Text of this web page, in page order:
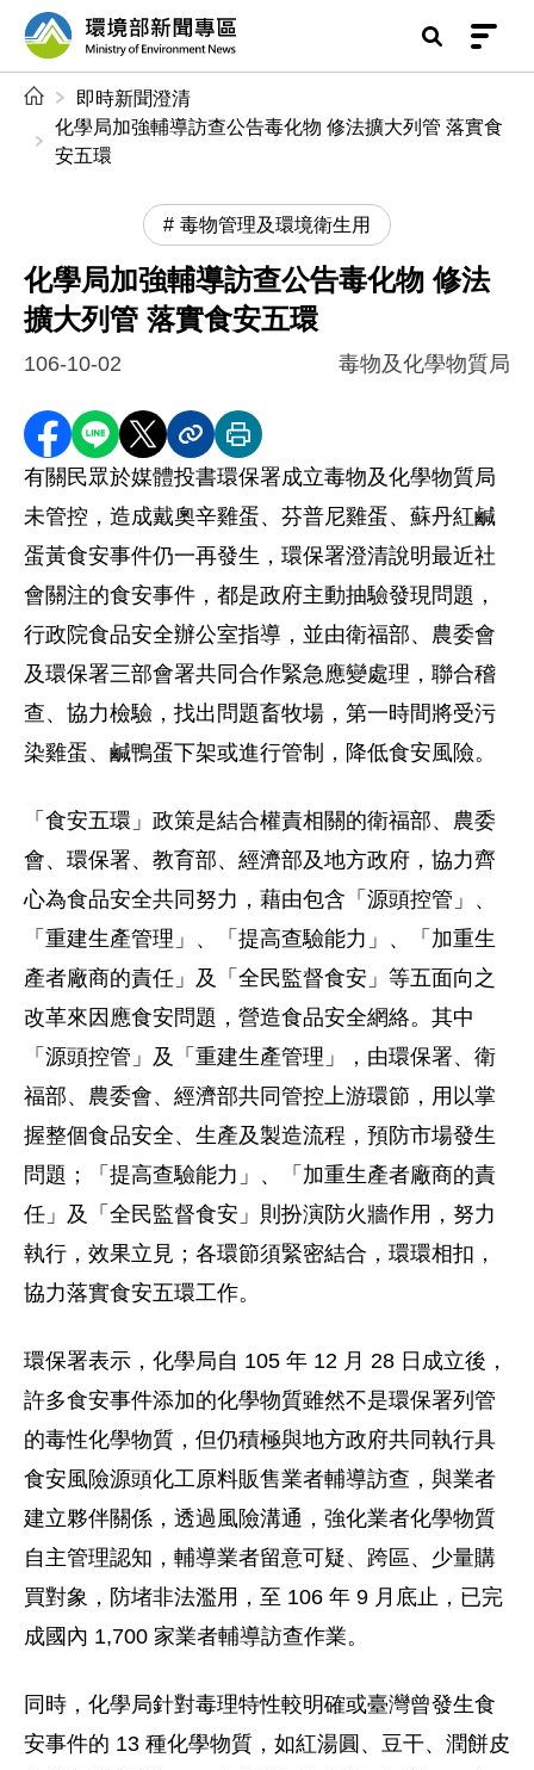
前往中央內容區塊
環境部新聞專區
即時新聞澄清
化學局加強輔導訪查公告毒化物 修法擴大列管 落實食
安五環
毒物管理及環境衛生用
化學局加強輔導訪查公告毒化物 修法
擴大列管 落實食安五環
106-10-02 毒物及化學物質局
分享至 Facebook
分享到 LINE
分享到 X分享內容連結
列印本頁
有關民眾於媒體投書環保署成立毒物及化學物質局
未管控，造成戴奧辛雞蛋、芬普尼雞蛋、蘇丹紅鹹
蛋黃食安事件仍一再發生，環保署澄清說明最近社
會關注的食安事件，都是政府主動抽驗發現問題，
行政院食品安全辦公室指導，並由衛福部、農委會
及環保署三部會署共同合作緊急應變處理，聯合稽
查、協力檢驗，找出問題畜牧場，第一時間將受污
染雞蛋、鹹鴨蛋下架或進行管制，降低食安風險。
「食安五環」政策是結合權責相關的衛福部、農委
會、環保署、教育部、經濟部及地方政府，協力齊
心為食品安全共同努力，藉由包含「源頭控管」、
「重建生產管理」、「提高查驗能力」、「加重生
產者廠商的責任」及「全民監督食安」等五面向之
改革來因應食安問題，營造食品安全網絡。其中
「源頭控管」及「重建生產管理」，由環保署、衛
福部、農委會、經濟部共同管控上游環節，用以掌
握整個食品安全、生產及製造流程，預防市場發生
問題；「提高查驗能力」、「加重生產者廠商的責
任」及「全民監督食安」則扮演防火牆作用，努力
執行，效果立見；各環節須緊密結合，環環相扣，
協力落實食安五環工作。
環保署表示，化學局自 105 年 12 月 28 日成立後，
許多食安事件添加的化學物質雖然不是環保署列管
的毒性化學物質，但仍積極與地方政府共同執行具
食安風險源頭化工原料販售業者輔導訪查，與業者
建立夥伴關係，透過風險溝通，強化業者化學物質
自主管理認知，輔導業者留意可疑、跨區、少量購
買對象，防堵非法濫用，至 106 年 9 月底止，已完
成國內 1,700 家業者輔導訪查作業。
同時，化學局針對毒理特性較明確或臺灣曾發生食
安事件的 13 種化學物質，如紅湯圓、豆干、潤餅皮